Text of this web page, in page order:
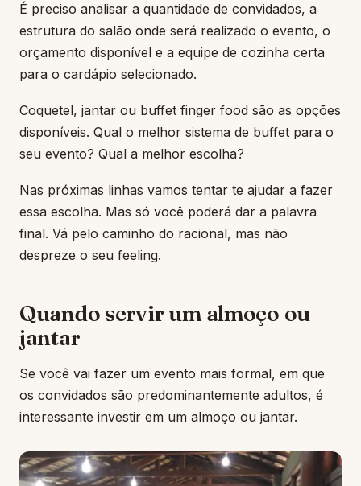
É preciso analisar a quantidade de convidados, a
estrutura do salão onde será realizado o evento, o
orçamento disponível e a equipe de cozinha certa
para o cardápio selecionado.
Coquetel, jantar ou buffet finger food são as opções
disponíveis. Qual o melhor sistema de buffet para o
seu evento? Qual a melhor escolha?
Nas próximas linhas vamos tentar te ajudar a fazer
essa escolha. Mas só você poderá dar a palavra
final. Vá pelo caminho do racional, mas não
despreze o seu feeling.
Quando servir um almoço ou
jantar
Se você vai fazer um evento mais formal, em que
os convidados são predominantemente adultos, é
interessante investir em um almoço ou jantar.